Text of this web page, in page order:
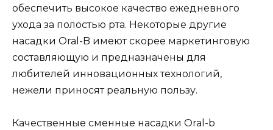
обеспечить высокое качество ежедневного
ухода за полостью рта. Некоторые другие
насадки Oral-B имеют скорее маркетинговую
составляющую и предназначены для
любителей инновационных технологий,
нежели приносят реальную пользу.
Качественные сменные насадки Oral-b